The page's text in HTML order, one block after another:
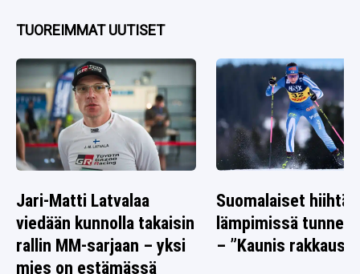
TUOREIMMAT UUTISET
Jari-Matti Latvalaa
viedään kunnolla takaisin
rallin MM-sarjaan – yksi
mies on estämässä
Suomalaiset
lämpimissä
– ”Kaunis